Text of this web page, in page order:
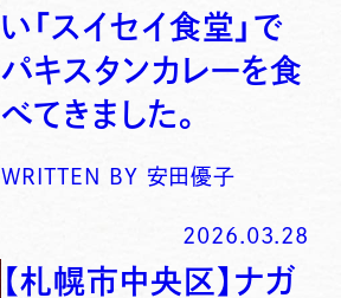
い「スイセイ食堂」で
パキスタンカレーを食
べてきました。
WRITTEN BY 安田優子
2026.03.28
【札幌市中央区】ナガ